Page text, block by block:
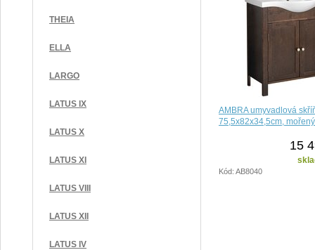
THEIA
ELLA
LARGO
LATUS IX
LATUS X
LATUS XI
LATUS VIII
LATUS XII
LATUS IV
AMBRA umyvadlová
75,5x82x34,5cm,
15
Kód: AB8040